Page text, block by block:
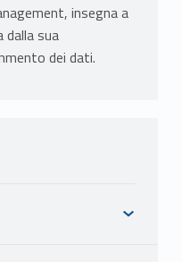
insegna a
dalla sua
dei dati.